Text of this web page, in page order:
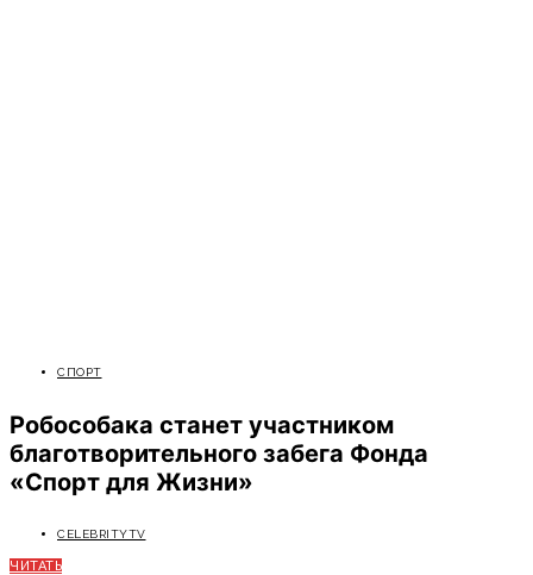
СПОРТ
Робособака станет участником
благотворительного забега Фонда
«Спорт для Жизни»
CELEBRITYTV
ЧИТАТЬ